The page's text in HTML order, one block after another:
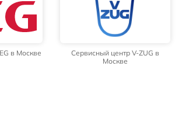
в Москве
Сервисный центр V-ZUG в
Москве